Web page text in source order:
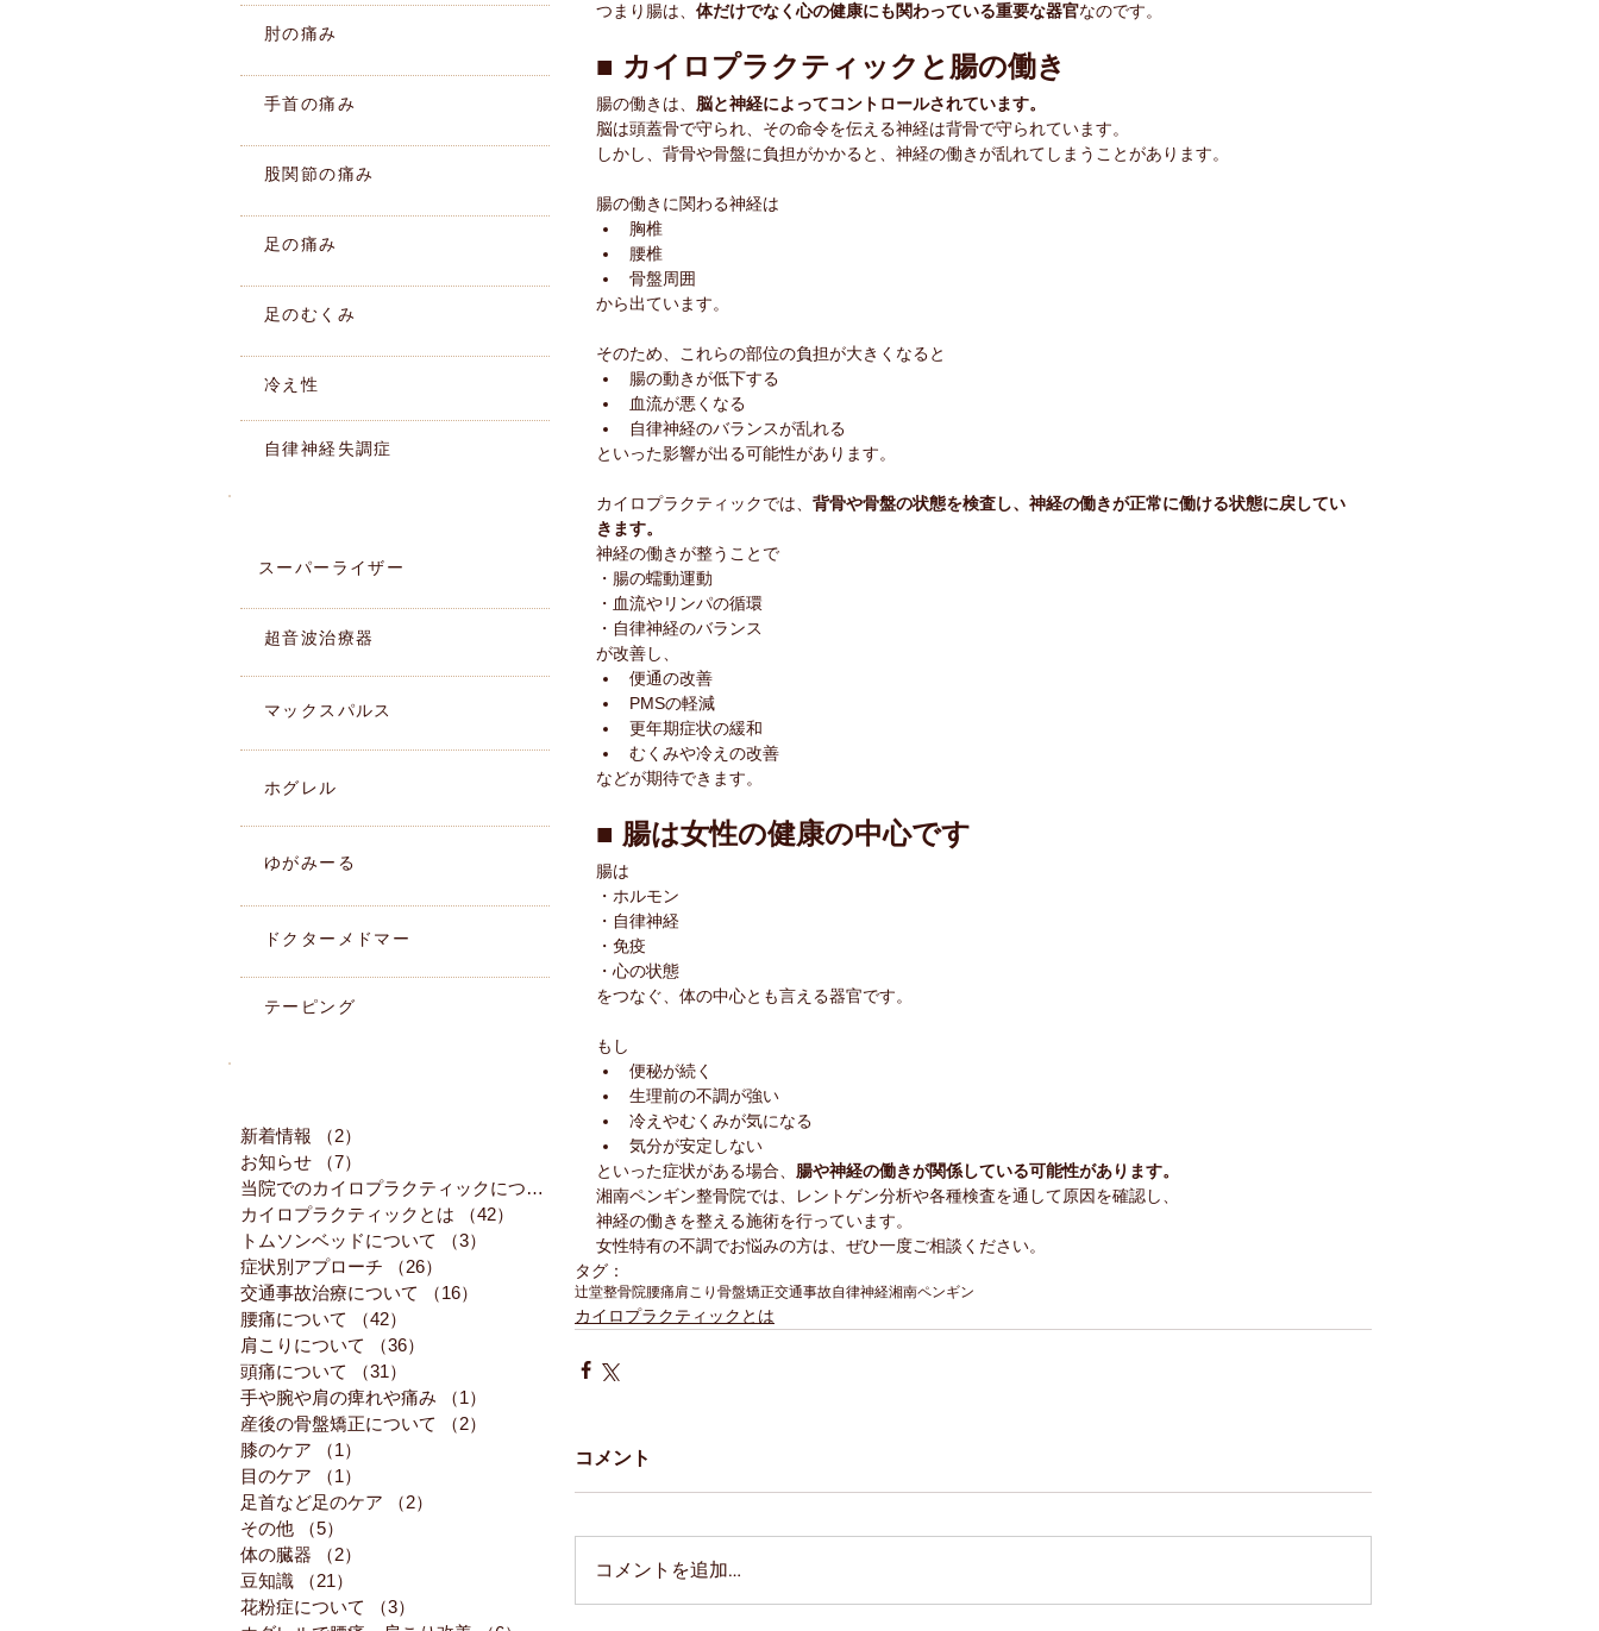
つまり腸は、 体だけでなく心の健康にも関わっている重要な器官なのです。
■ カイロプラクティックと腸の働き
腸の働きは、 脳と神経によってコントロールされています。
脳は頭蓋骨で守られ、その命令を伝える神経は背骨で守られています。
しかし、背骨や骨盤に負担がかかると、神経の働きが乱れてしまうことがあります。
腸の働きに関わる神経は
胸椎
腰椎
骨盤周囲
から出ています。
そのため、これらの部位の負担が大きくなると
腸の動きが低下する
血流が悪くなる
自律神経のバランスが乱れる
といった影響が出る可能性があります。
カイロプラクティックでは、 背骨や骨盤の状態を検査し、神経の働きが正常に働ける状態に戻してい
きます。
神経の働きが整うことで
・腸の蠕動運動
・血流やリンパの循環
・自律神経のバランス
が改善し、
便通の改善
PMSの軽減
更年期症状の緩和
むくみや冷えの改善
などが期待できます。
■ 腸は女性の健康の中心です
腸は
・ホルモン
・自律神経
・免疫
・心の状態
をつなぐ、体の中心とも言える器官です。
もし
便秘が続く
生理前の不調が強い
冷えやむくみが気になる
気分が安定しない
といった症状がある場合、 腸や神経の働きが関係している可能性があります。
湘南ペンギン整骨院では、レントゲン分析や各種検査を通して原因を確認し、
神経の働きを整える施術を行っています。
女性特有の不調でお悩みの方は、ぜひ一度ご相談ください。
タグ：
辻堂整骨院腰痛肩こり 骨盤矯正交通事故自律神経湘南ペンギン
カイロプラクティックとは
コメント
コメントを追加…
肘の痛み
手首の痛み
股関節の痛み
足の痛み
足のむくみ
冷え性
自律神経失調症
新着情報 （2）
お知らせ
（7）
当院でのカイロプラクティックについて
（14）14件の記事
カイロプラクティックとは
（42）
42件の記事
トムソンベッドについて
（3）
症状別アプローチ
（26）
交通事故治療について
（16）
腰痛について
（42）
肩こりについて
（36）
頭痛について
（31）
手や腕や肩の痺れや痛み
（1）
産後の骨盤矯正について
（2）
膝のケア
（1）
目のケア
（1）
足首など足のケア
（2）
その他
（5）
体の臓器
（2）
豆知識
（21）
花粉症について
（3）
スーパーライザー
​超音波治療器
マックスパルス
ホグレル
ゆがみーる
ドクターメドマー
テーピング